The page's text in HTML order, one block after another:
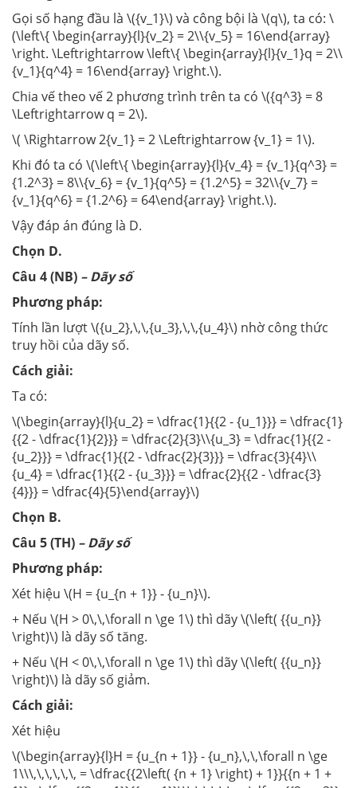
Gọi số hạng đầu là \({v_1}\) và công bội là \(q\), ta có: \
(\left\{ \begin{array}{l}{v_2} = 2\\{v_5} = 16\end{array}
\right. \Leftrightarrow \left\{ \begin{array}{l}{v_1}q = 2\\
{v_1}{q^4} = 16\end{array} \right.\).
Chia vế theo vế 2 phương trình trên ta có \({q^3} = 8
\Leftrightarrow q = 2\).
\( \Rightarrow 2{v_1} = 2 \Leftrightarrow {v_1} = 1\).
Khi đó ta có \(\left\{ \begin{array}{l}{v_4} = {v_1}{q^3} =
{1.2^3} = 8\\{v_6} = {v_1}{q^5} = {1.2^5} = 32\\{v_7} =
{v_1}{q^6} = {1.2^6} = 64\end{array} \right.\).
Vậy đáp án đúng là D.
Chọn D.
Câu 4 (NB) – Dãy số
Phương pháp:
Tính lần lượt \({u_2},\,\,{u_3},\,\,{u_4}\) nhờ công thức
truy hồi của dãy số.
Cách giải:
Ta có:
\(\begin{array}{l}{u_2} = \dfrac{1}{{2 - {u_1}}} = \dfrac{1}
{{2 - \dfrac{1}{2}}} = \dfrac{2}{3}\\{u_3} = \dfrac{1}{{2 -
{u_2}}} = \dfrac{1}{{2 - \dfrac{2}{3}}} = \dfrac{3}{4}\\
{u_4} = \dfrac{1}{{2 - {u_3}}} = \dfrac{2}{{2 - \dfrac{3}
{4}}} = \dfrac{4}{5}\end{array}\)
Chọn B.
Câu 5 (TH) – Dãy số
Phương pháp:
Xét hiệu \(H = {u_{n + 1}} - {u_n}\).
+ Nếu \(H > 0\,\,\forall n \ge 1\) thì dãy \(\left( {{u_n}}
\right)\) là dãy số tăng.
+ Nếu \(H < 0\,\,\forall n \ge 1\) thì dãy \(\left( {{u_n}}
\right)\) là dãy số giảm.
Cách giải:
Xét hiệu
\(\begin{array}{l}H = {u_{n + 1}} - {u_n},\,\,\forall n \ge
1\\\,\,\,\,\,\, = \dfrac{{2\left( {n + 1} \right) + 1}}{{n + 1 +